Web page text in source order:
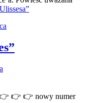
👉 👉 👉 nowy numer